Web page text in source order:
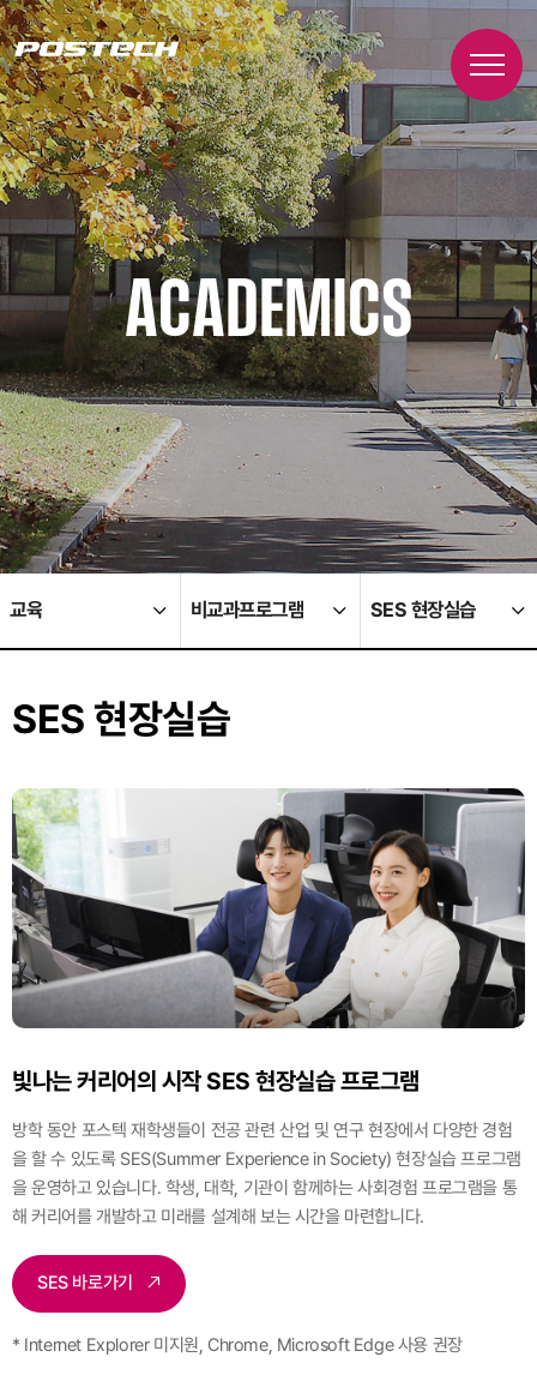
ACADEMICS
교육 비교과프로그램 SES 현장실습
SES 현장실습
빛나는 커리어의 시작 SES 현장실습 프로그램
방학 동안 포스텍 재학생들이 전공 관련 산업 및 연구 현장에서 다양한 경험
을 할 수 있도록 SES(Summer Experience in Society) 현장실습 프로그램
을 운영하고 있습니다. 학생, 대학, 기관이 함께하는 사회경험 프로그램을 통
해 커리어를 개발하고 미래를 설계해 보는 시간을 마련합니다.
SES 바로가기
* Internet Explorer 미지원, Chrome, Microsoft Edge 사용 권장